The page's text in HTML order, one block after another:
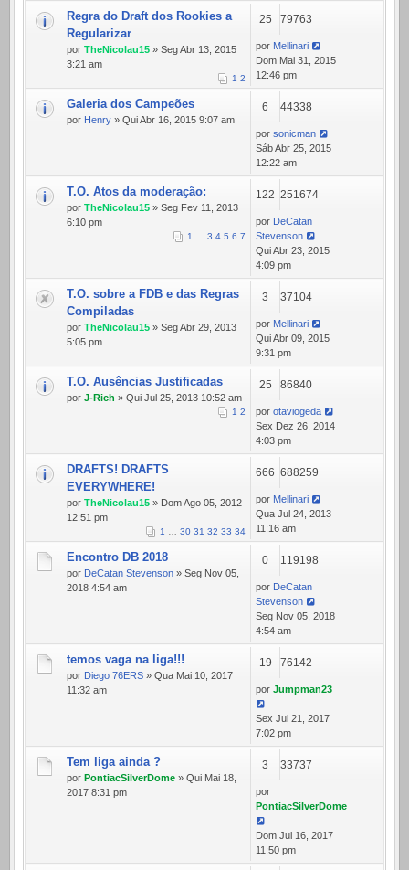
Regra do Draft dos Rookies a
Regularizar
por TheNicolau15 » Seg Abr 13, 2015
3:21 am
1 2
25 79763
por Mellinari
Dom Mai 31, 2015
12:46 pm
Galeria dos Campeões
por Henry » Qui Abr 16, 2015 9:07 am
6 44338
por sonicman
Sáb Abr 25, 2015
12:22 am
T.O. Atos da moderação:
por TheNicolau15 » Seg Fev 11, 2013
6:10 pm
1 … 3 4 5 6 7
122 251674
por DeCatan
Stevenson
Qui Abr 23, 2015
4:09 pm
T.O. sobre a FDB e das Regras
Compiladas
por TheNicolau15 » Seg Abr 29, 2013
5:05 pm
3 37104
por Mellinari
Qui Abr 09, 2015
9:31 pm
T.O. Ausências Justificadas
por J-Rich » Qui Jul 25, 2013 10:52 am
1 2
25 86840
por otaviogeda
Sex Dez 26, 2014
4:03 pm
DRAFTS! DRAFTS
EVERYWHERE!
por TheNicolau15 » Dom Ago 05, 2012
12:51 pm
1 … 30 31 32 33 34
666 688259
por Mellinari
Qua Jul 24, 2013
11:16 am
Encontro DB 2018
por DeCatan Stevenson » Seg Nov 05,
2018 4:54 am
0 119198
por DeCatan
Stevenson
Seg Nov 05, 2018
4:54 am
temos vaga na liga!!!
por Diego 76ERS » Qua Mai 10, 2017
11:32 am
19 76142
por Jumpman23
Sex Jul 21, 2017
7:02 pm
Tem liga ainda ?
por PontiacSilverDome » Qui Mai 18,
2017 8:31 pm
3 33737
por
PontiacSilverDome
Dom Jul 16, 2017
11:50 pm